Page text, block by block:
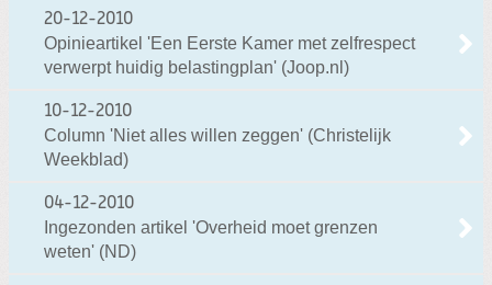
20-12-2010
Opinieartikel 'Een Eerste Kamer met zelfrespect
verwerpt huidig belastingplan' (Joop.nl)
10-12-2010
Column 'Niet alles willen zeggen' (Christelijk
Weekblad)
04-12-2010
Ingezonden artikel 'Overheid moet grenzen
weten' (ND)